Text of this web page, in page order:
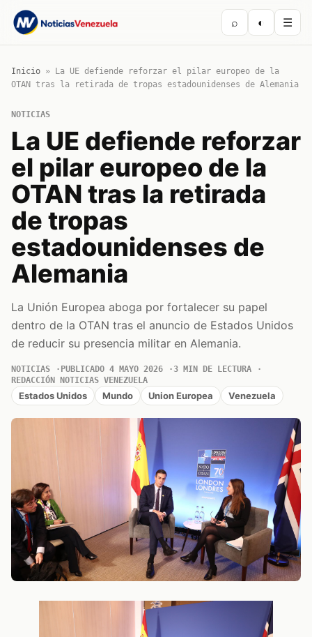
⌕ ◐ ☰
Inicio »
La UE defiende reforzar el pilar europeo de la
OTAN tras la retirada de tropas estadounidenses de Alemania
NOTICIAS
La UE defiende reforzar
el pilar europeo de la
OTAN tras la retirada
de tropas
estadounidenses de
Alemania
La Unión Europea aboga por fortalecer su papel
dentro de la OTAN tras el anuncio de Estados Unidos
de reducir su presencia militar en Alemania.
NOTICIAS PUBLICADO 4 MAYO 2026
3 MIN DE LECTURA
REDACCIÓN NOTICIAS VENEZUELA
Estados Unidos Mundo Union Europea Venezuela